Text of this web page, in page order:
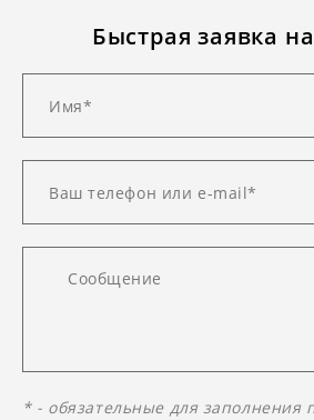
Быстрая заявка
* - обязательные для заполнения